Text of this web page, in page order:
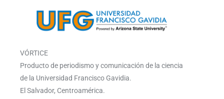
VÓRTICE
Producto de periodismo y comunicación de la ciencia
de la Universidad Francisco Gavidia.
El Salvador, Centroamérica.